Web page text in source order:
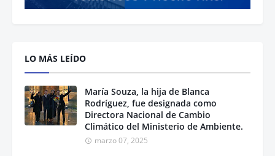
LO MÁS LEÍDO
María Souza, la hija de Blanca
Rodríguez, fue designada como
Directora Nacional de Cambio
Climático del Ministerio de Ambiente.
marzo 07, 2025